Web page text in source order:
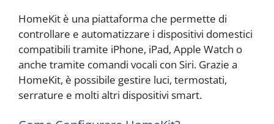
HomeKit è una piattaforma che permette di
controllare e automatizzare i dispositivi domestici
compatibili tramite iPhone, iPad, Apple Watch o
anche tramite comandi vocali con Siri. Grazie a
HomeKit, è possibile gestire luci, termostati,
serrature e molti altri dispositivi smart.